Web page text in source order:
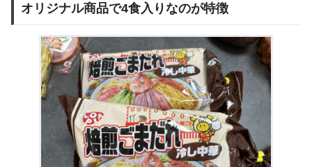
オリジナル商品で4食入りなのが特徴